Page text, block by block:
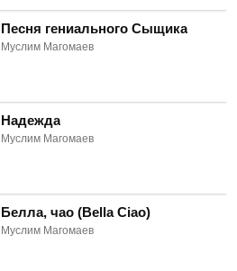
Песня гениального Сыщика
Муслим Магомаев
Надежда
Муслим Магомаев
Белла, чао (Bella Ciao)
Муслим Магомаев